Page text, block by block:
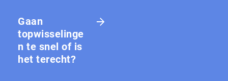
Gaan
topwisselinge
n te snel of is
het terecht?